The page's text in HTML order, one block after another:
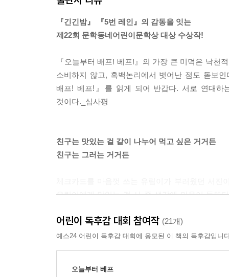
『긴긴밤』 『5번 레인』의 감동을 잇는
제22회 문학동네어린이문학상 대상 수상작!
『오늘부터 배프! 베프!』의 가장 큰 미덕은 낙천
소비하지 않고, 흑백논리에서 벗어난 점도 돋보
배프! 베프!』를 읽게 되어 반갑다. 서로 연대하
것이다._심사평
친구는 맛있는 걸 같이 나누어 먹고 싶은 거거든
친구는 그러는 거거든
유림이에게 맛있는 걸 사 줄 생각에 마음이 들뜬
“카드를 쓸 수 없는 데도 있나? 먹는 건 다 되는 거
그게 더 맛있잖아. 초콜릿이랑 김밥이랑 뭐가 달
어린이 독후감 대회 참여작 (21개)
예스24 어린이 독후감 대회에 응모된 이 책의 독후감입니
오늘부터 베프